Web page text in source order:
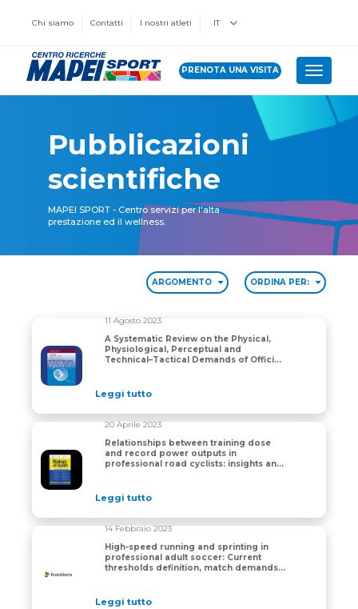
Chi siamo Contatti I nostri atleti IT
PRENOTA UNA VISITA Toggle
Pubblicazioni
scientifiche
MAPEI SPORT - Centro servizi per l'alta
prestazione ed il wellness.
ARGOMENTO ORDINA PER:
A Systematic Review on the Physical, Physiological,
11 Agosto 2023
A Systematic Review on the Physical,
Physiological, Perceptual and
Technical–Tactical Demands of Official
Leggi tutto
Relationships between training dose and record
20 Aprile 2023
Relationships between training dose
and record power outputs in
professional road cyclists: insights and
Leggi tutto
High-speed running and sprinting in professional
14 Febbraio 2023
High-speed running and sprinting in
professional adult soccer: Current
thresholds definition, match demands
Leggi tutto